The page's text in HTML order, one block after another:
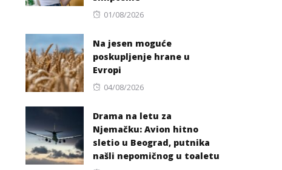
Posted
01/08/2026
Na jesen moguće
poskupljenje hrane u
Evropi
Posted
04/08/2026
Drama na letu za
Njemačku: Avion hitno
sletio u Beograd, putnika
našli nepomičnog u toaletu